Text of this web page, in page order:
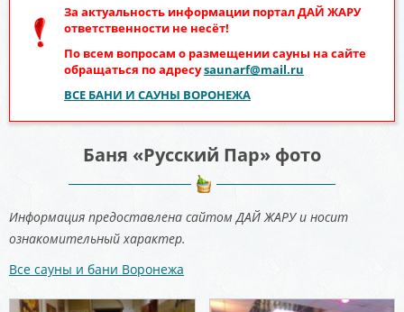
За актуальность информации порталДАЙ ЖАРУ
ответственности не несёт!
По всем вопросам о размещении сауны на сайте
обращаться по адресуsaunarf@mail.ru
ВСЕ БАНИ И САУНЫ ВОРОНЕЖА
Баня «Русский Пар» фото
Информация предоставлена сайтом ДАЙ ЖАРУ и носит
ознакомительный характер.
Все сауны и бани Воронежа